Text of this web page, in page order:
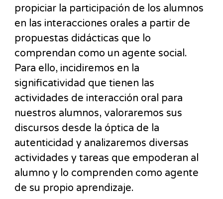
propiciar la participación de los alumnos
en las interacciones orales a partir de
propuestas didácticas que lo
comprendan como un agente social.
Para ello, incidiremos en la
significatividad que tienen las
actividades de interacción oral para
nuestros alumnos, valoraremos sus
discursos desde la óptica de la
autenticidad y analizaremos diversas
actividades y tareas que empoderan al
alumno y lo comprenden como agente
de su propio aprendizaje.